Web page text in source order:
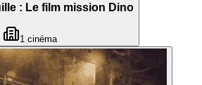
: Le film mission Dino
1 cinéma